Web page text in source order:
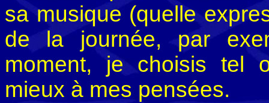
sa musique (quelle
de la journée, par
moment, je choisis tel
mieux à mes pensées.